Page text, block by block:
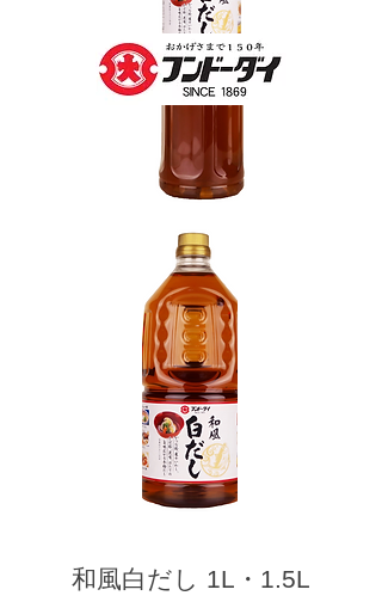
和風白だし 1L・1.5L